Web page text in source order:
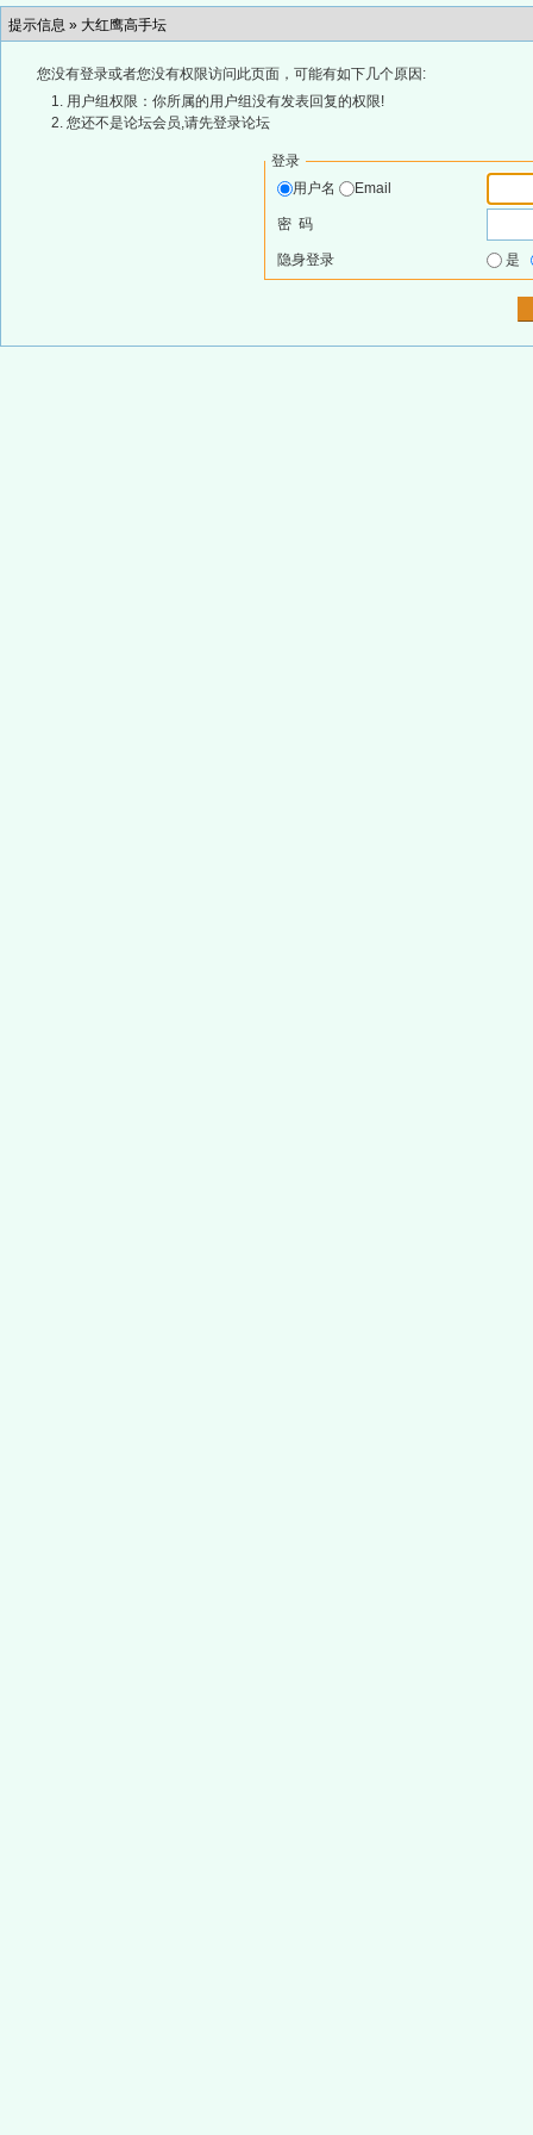
提示信息 » 大红鹰高手坛
您没有登录或者您没有权限访问此页面，可能有如下几个原因:
用户组权限：你所属的用户组没有发表回复的权限!
您还不是论坛会员,请先登录论坛
登录
用户名
Email
密 码
隐身登录 是